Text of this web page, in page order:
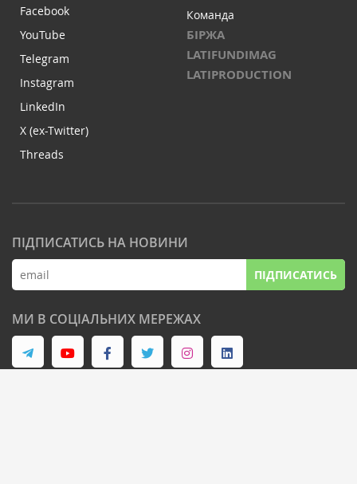
Facebook
YouTube
Telegram
Instagram
LinkedIn
X (ex-Twitter)
Threads
Команда
БІРЖА
LATIFUNDIMAG
LATIPRODUCTION
ПІДПИСАТИСЬ НА НОВИНИ
ПІДПИСАТИСЬ
МИ В СОЦІАЛЬНИХ МЕРЕЖАХ